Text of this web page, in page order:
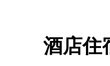
酒店住